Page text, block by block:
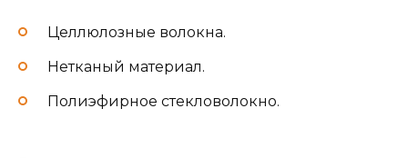
Целлюлозные волокна.
Нетканый материал.
Полиэфирное стекловолокно.